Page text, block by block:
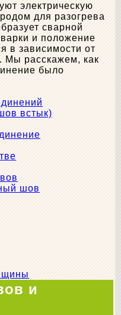
электрическую
для разогрева
сварной
и положение
в зависимости от
Мы расскажем, как
было
встык)
шов
и